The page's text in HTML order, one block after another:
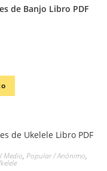
de Banjo Libro PDF
Medio, Popular / Anónimo,